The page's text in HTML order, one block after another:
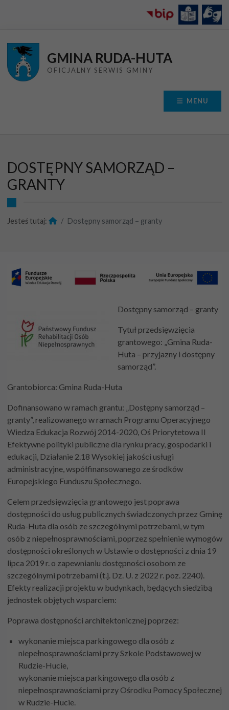
GMINA RUDA-HUTA
OFICJALNY SERWIS GMINY
MENU
DOSTĘPNY SAMORZĄD –
GRANTY
Jesteś tutaj: Dostępny samorząd – granty
Dostępny samorząd – granty
Tytuł przedsięwzięcia
grantowego: „Gmina Ruda-
Huta – przyjazny i dostępny
samorząd”.
Grantobiorca: Gmina Ruda-Huta
Dofinansowano w ramach grantu: „Dostępny samorząd –
granty”, realizowanego w ramach Programu Operacyjnego
Wiedza Edukacja Rozwój 2014-2020, Oś Priorytetowa II
Efektywne polityki publiczne dla rynku pracy, gospodarki i
edukacji, Działanie 2.18 Wysokiej jakości usługi
administracyjne, współfinansowanego ze środków
Europejskiego Funduszu Społecznego.
Celem przedsięwzięcia grantowego jest poprawa
dostępności do usług publicznych świadczonych przez Gminę
Ruda-Huta dla osób ze szczególnymi potrzebami, w tym
osób z niepełnosprawnościami, poprzez spełnienie wymogów
dostępności określonych w Ustawie o dostępności z dnia 19
lipca 2019 r. o zapewnianiu dostępności osobom ze
szczególnymi potrzebami (t.j. Dz. U. z 2022 r. poz. 2240).
Efekty realizacji projektu w budynkach, będących siedzibą
jednostek objętych wsparciem:
Poprawa dostępności architektonicznej poprzez:
wykonanie miejsca parkingowego dla osób z
niepełnosprawnościami przy Szkole Podstawowej w
Rudzie-Hucie,
wykonanie miejsca parkingowego dla osób z
niepełnosprawnościami przy Ośrodku Pomocy Społecznej
w Rudzie-Hucie.